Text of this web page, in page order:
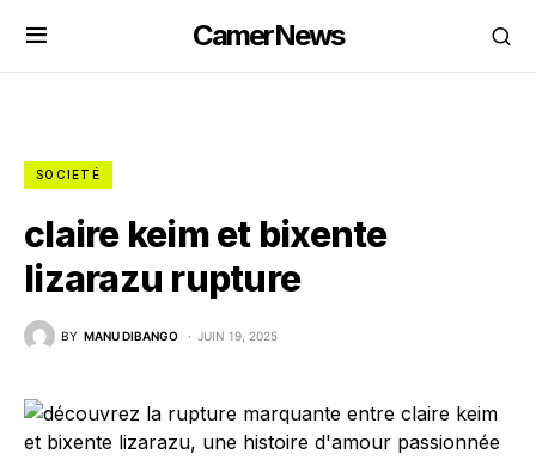
CamerNews
SOCIETÉ
claire keim et bixente
lizarazu rupture
BY MANU DIBANGO JUIN 19, 2025